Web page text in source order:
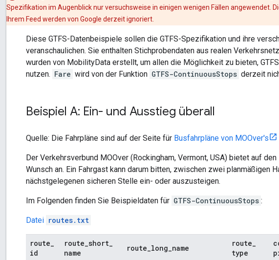
Spezifikation im Augenblick nur versuchsweise in einigen wenigen Fällen angewendet.
Ihrem Feed werden von Google derzeit ignoriert.
Diese GTFS-Datenbeispiele sollen die GTFS-Spezifikation und ihre
veranschaulichen. Sie enthalten Stichprobendaten aus realen
wurden von MobilityData erstellt, um allen die Möglichkeit zu bieten,
nutzen. Fare wird von der Funktion GTFS-ContinuousStops derzeit
Beispiel A: Ein- und Ausstieg überall
Quelle: Die Fahrpläne sind auf der Seite für Busfahrpläne von MOOver's
Der Verkehrsverbund MOOver (Rockingham, Vermont, USA) bietet auf
Wunsch an. Ein Fahrgast kann darum bitten, zwischen zwei planmäßigen
nächstgelegenen sicheren Stelle ein- oder auszusteigen.
Im Folgenden finden Sie Beispieldaten für GTFS-ContinuousStops :
Datei routes.txt
route
id
route short
name
route long name
route
type